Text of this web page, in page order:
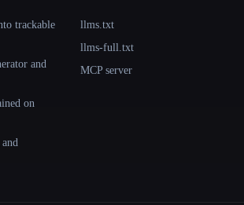
trackable
and
on
llms.txt
llms-full.txt
MCP server